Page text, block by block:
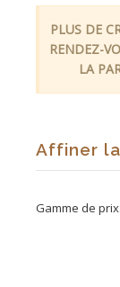
PLUS DE
RENDEZ-
LA
Affiner
Gamme de prix: